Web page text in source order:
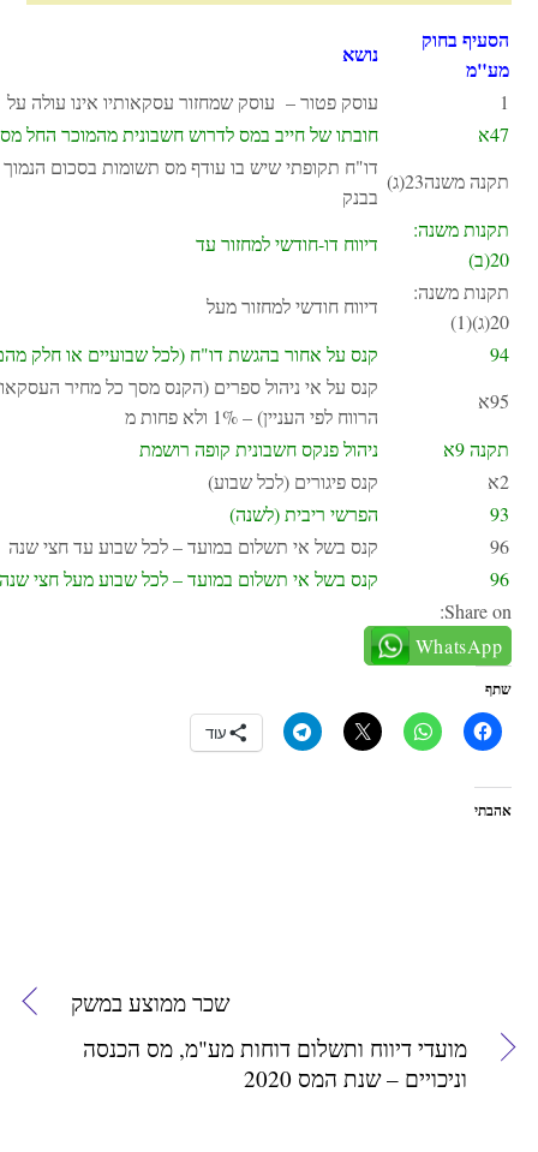
הסעיף בחוק
מע"מ
נושא
1
עוסק פטור – עוסק שמחזור עסקאותיו אינו עולה על
47א
חובתו של חייב במס לדרוש חשבונית מהמוכר החל
תקנה משנה23(ג)
דו"ח תקופתי שיש בו עודף מס תשומות בסכום הנמוך
בבנק
תקנות משנה:
20(ב)
דיווח דו-חודשי למחזור עד
תקנות משנה:
20(ג)(1)
דיווח חודשי למחזור מעל
94
קנס על אחור בהגשת דו"ח (לכל שבועיים או חלק
95א
קנס על אי ניהול ספרים (הקנס מסך כל מחיר
הרווח לפי העניין) – 1% ולא פחות מ
תקנה 9א
ניהול פנקס חשבונית קופה רושמת
2א
קנס פיגורים (לכל שבוע)
93
הפרשי ריבית (לשנה)
96
קנס בשל אי תשלום במועד – לכל שבוע עד חצי שנה
96
קנס בשל אי תשלום במועד – לכל שבוע מעל חצי
Share on:
WhatsApp
שתף
עוד
אהבתי
שכר ממוצע במשק
מועדי דיווח ותשלום דוחות מע"מ, מס הכנסה
וניכויים – שנת המס 2020